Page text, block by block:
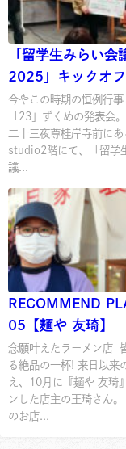
「留学生みらい会
2025」キックオ
ィング開催！
今やこの時期の恒例行事
「23」ずくめの発表会
二十三夜尊桂岸寺前に
studio2階にて、「留学
議...
RECOMMEND
05【麺や 友琦】
念願叶えたラーメン店
る絶品の一杯! 来日以来
え、10月に『麺や 友琦
ンした店主の王琦さん
のお店...